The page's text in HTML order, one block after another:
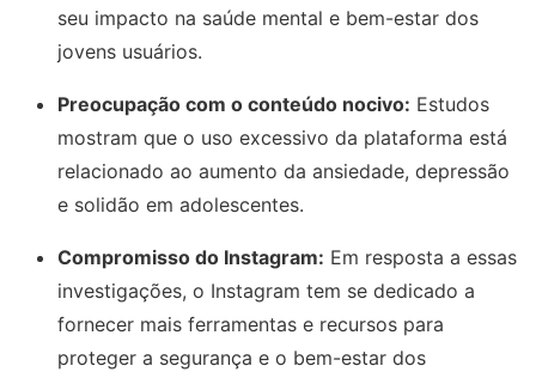
seu impacto na saúde mental e bem-estar dos
jovens usuários.
Preocupação com o conteúdo nocivo: Estudos
mostram que o uso excessivo da plataforma está
relacionado ao aumento da ansiedade, depressão
e solidão em adolescentes.
Compromisso do Instagram: Em resposta a essas
investigações, o Instagram tem se dedicado a
fornecer mais ferramentas e recursos para
proteger a segurança e o bem-estar dos